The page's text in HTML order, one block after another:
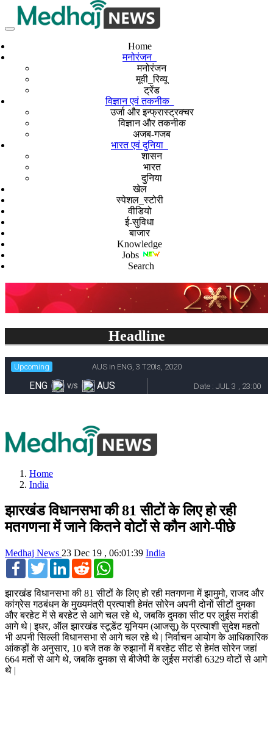
Home
मनोरंजन
मनोरंजन
मूवी_रिव्यू
ट्रेंड
विज्ञान एवं तकनीक
उर्जा और इन्फ्रास्ट्रक्चर
विज्ञान और तकनीक
अजब-गजब
भारत एवं दुनिया
शासन
भारत
दुनिया
खेल
स्पेशल_स्टोरी
वीडियो
ई-सुविधा
बाजार
Knowledge
Jobs
Search
Headline
Home
India
झारखंड विधानसभा की 81 सीटों के लिए हो रही
मतगणना में जाने कितने वोटों से कौन आगे-पीछे
Medhaj News 23 Dec 19 , 06:01:39 India
FacebookTwitterLinkedInReddit
झारखंड विधानसभा की 81 सीटों के लिए हो रही मतगणना में झामुमो, राजद और
कांग्रेस गठबंधन के मुख्यमंत्री प्रत्याशी हेमंत सोरेन अपनी दोनों सीटों दुमका
और बरहेट में से बरहेट से आगे चल रहे थे, जबकि दुमका सीट पर लुईस मरांडी
आगे थे | इधर, ऑल झारखंड स्टूडेंट यूनियम (आजसू) के प्रत्याशी सुदेश महतो
भी अपनी सिल्ली विधानसभा से आगे चल रहे थे | निर्वाचन आयोग के आधिकारिक
आंकड़ों के अनुसार, 10 बजे तक के रुझानों में बरहेट सीट से हेमंत सोरेन जहां
664 मतों से आगे थे, जबकि दुमका से बीजेपी के लुईस मरांडी 6329 वोटों से आगे
थे |